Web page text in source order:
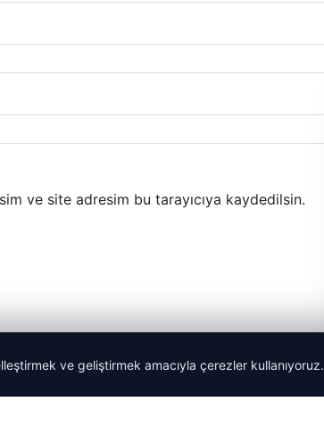
ve site adresim bu tarayıcıya kaydedilsin.
ve geliştirmek amacıyla çerezler kullanıyoruz.